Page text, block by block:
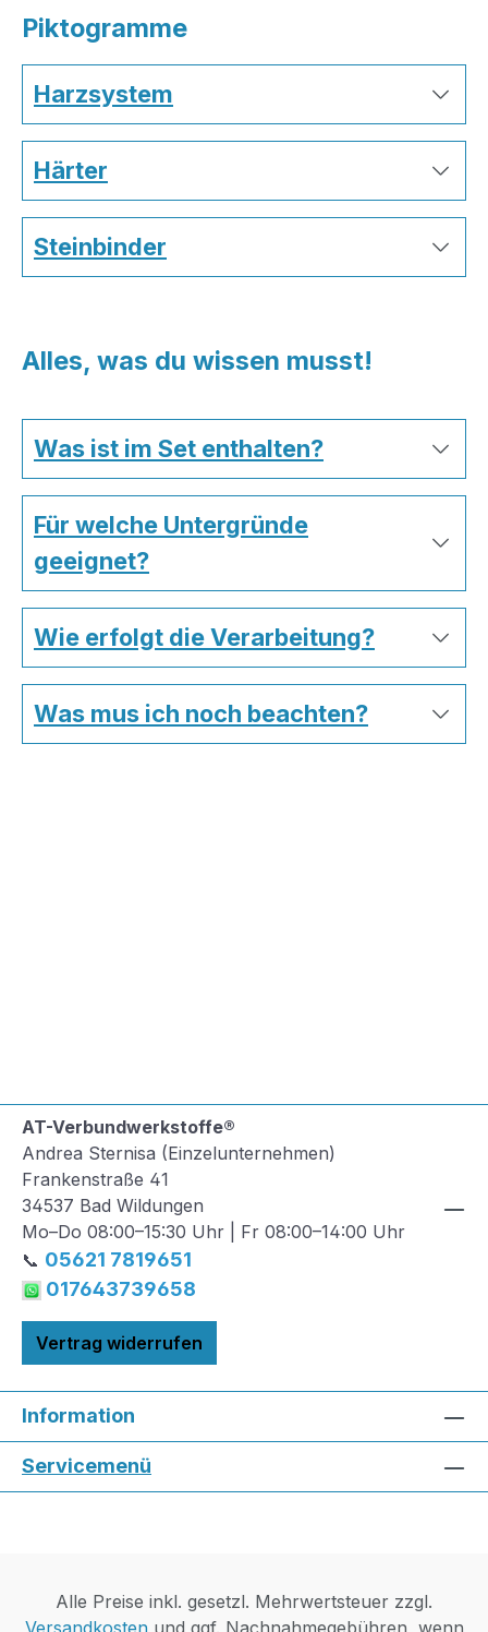
Piktogramme
Harzsystem
Härter
Steinbinder
Alles, was du wissen musst!
Was ist im Set enthalten?
Für welche Untergründe
geeignet?
Wie erfolgt die Verarbeitung?
Was mus ich noch beachten?
AT-Verbundwerkstoffe®
Andrea Sternisa (Einzelunternehmen)
Frankenstraße 41
34537 Bad Wildungen
Mo–Do 08:00–15:30 Uhr | Fr 08:00–14:00 Uhr
📞 05621 7819651
017643739658
Vertrag widerrufen
Information
Servicemenü
Alle Preise inkl. gesetzl. Mehrwertsteuer zzgl.